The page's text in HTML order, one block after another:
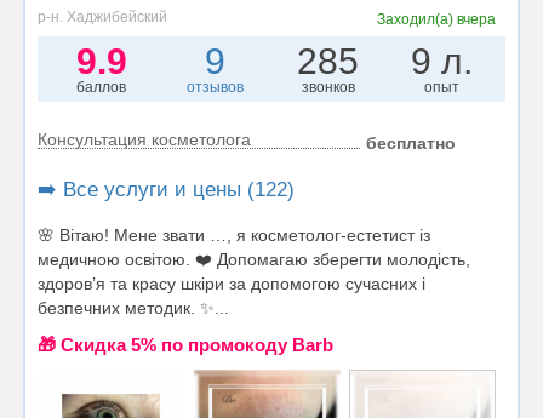
р-н. Хаджибейский Заходил(а)вчера
9.9
баллов
9
отзывов
285
звонков
9 л.
опыт
Консультация косметолога бесплатно
➡️ Все услуги и цены (122)
🌸 Вітаю! Мене звати …, я косметолог-естетист із
медичною освітою. ❤️ Допомагаю зберегти молодість,
здоров’я та красу шкіри за допомогою сучасних і
безпечних методик. ✨...
🎁 Cкидка 5% по промокоду Barb